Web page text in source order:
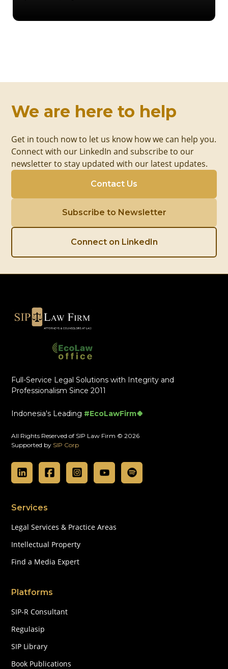
We are here to help
Get in touch now to let us know how we can help you.
Connect with our LinkedIn and subscribe to our
newsletter to stay updated with our latest updates.
Contact Us
Subscribe to Newsletter
Connect on LinkedIn
Full-Service Legal Solutions with Integrity and
Professionalism Since 2011
Indonesia's Leading #EcoLawFirm🍀
All Rights Reserved of SIP Law Firm © 2026
Supported by SIP Corp
Services
Legal Services & Practice Areas
Intellectual Property
Find a Media Expert
Platforms
SIP-R Consultant
Regulasip
SIP Library
Book Publications